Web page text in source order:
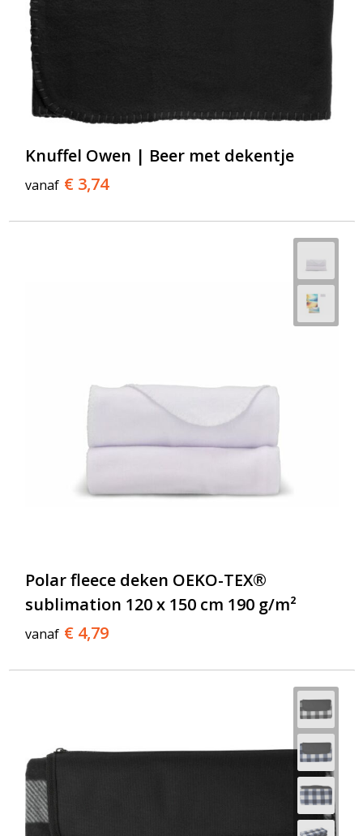
Knuffel Owen | Beer met dekentje
vanaf € 3,74
Polar fleece deken OEKO-TEX®
sublimation 120 x 150 cm 190 g/m²
vanaf € 4,79